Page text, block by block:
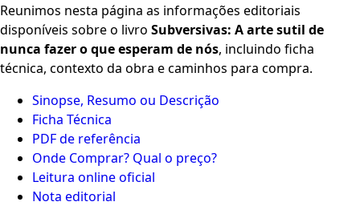
Reunimos nesta página as informações editoriais
disponíveis sobre o livro Subversivas: A arte sutil de
nunca fazer o que esperam de nós, incluindo ficha
técnica, contexto da obra e caminhos para compra.
Sinopse, Resumo ou Descrição
Ficha Técnica
PDF de referência
Onde Comprar? Qual o preço?
Leitura online oficial
Nota editorial